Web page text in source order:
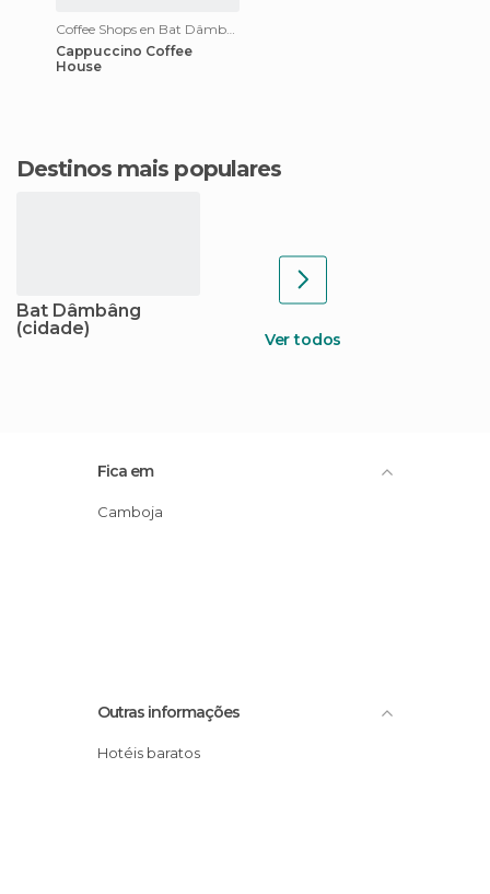
Coffee Shops en Bat Dâmbâng
Cappuccino Coffee
House
Destinos mais populares
Bat Dâmbâng
(cidade)
Ver todos
Fica em
Camboja
Outras informações
Hotéis baratos